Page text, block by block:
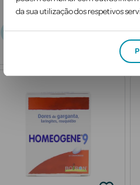
da sua utilização dos respetivos
Notificar-me